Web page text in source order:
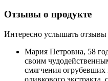
Отзывы о продукте
Интересно услышать отзывы
Мария Петровна, 58
своим
смягчения огрубевших
оливкового